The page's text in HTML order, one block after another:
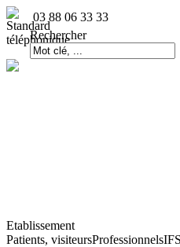
03 88 06 33 33
Rechercher
Etablissement
Patients, visiteursProfessionnels